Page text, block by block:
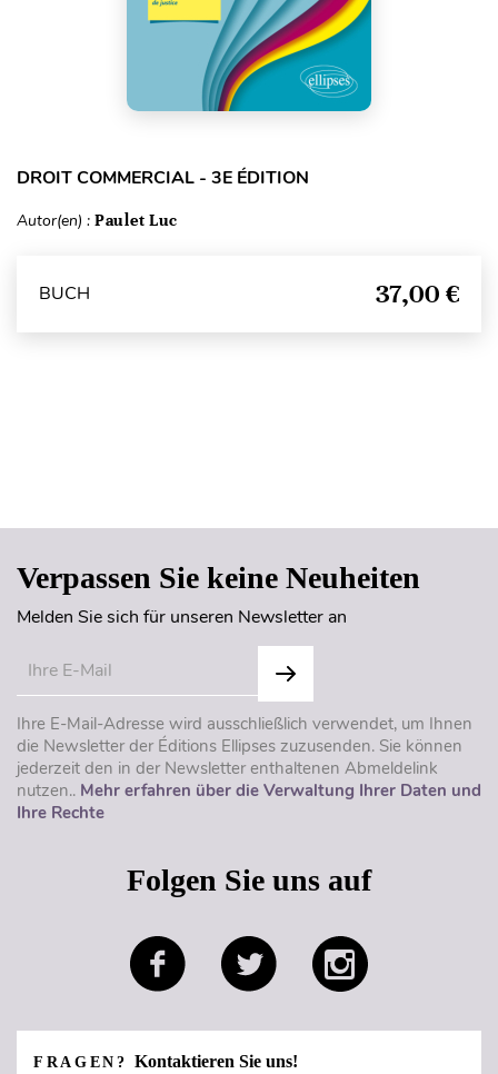
DROIT COMMERCIAL - 3E ÉDITION
Autor(en) : Paulet Luc
BUCH 37,00 €
Verpassen Sie keine Neuheiten
Melden Sie sich für unseren Newsletter an
Ihre E-Mail-Adresse wird ausschließlich verwendet, um Ihnen
die Newsletter der Éditions Ellipses zuzusenden. Sie können
jederzeit den in der Newsletter enthaltenen Abmeldelink
nutzen.. Mehr erfahren über die Verwaltung Ihrer Daten und
Ihre Rechte
Folgen Sie uns auf
FRAGEN? Kontaktieren Sie uns!